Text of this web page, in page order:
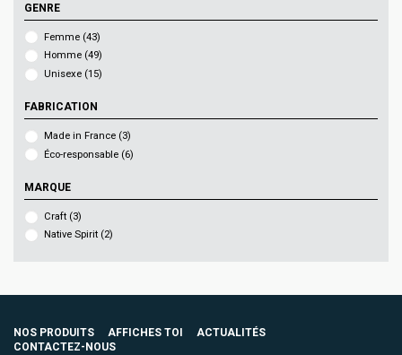
GENRE
Femme (43)
Homme (49)
Unisexe (15)
FABRICATION
Made in France (3)
Éco-responsable (6)
MARQUE
Craft (3)
Native Spirit (2)
NOS PRODUITS AFFICHES TOI
ACTUALITÉS
CONTACTEZ-NOUS